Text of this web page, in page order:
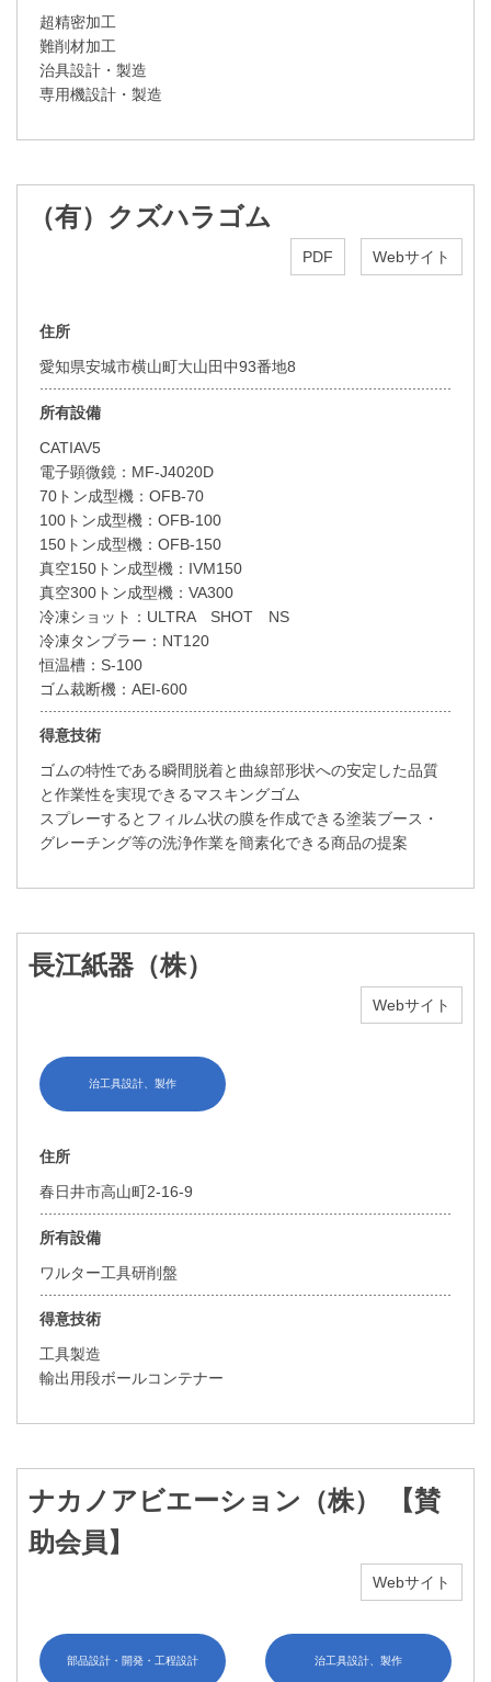
超精密加工
難削材加工
治具設計・製造
専用機設計・製造
（有）クズハラゴム
PDF Webサイト
住所
愛知県安城市横山町大山田中93番地8
所有設備
CATIAV5
電子顕微鏡：MF-J4020D
70トン成型機：OFB-70
100トン成型機：OFB-100
150トン成型機：OFB-150
真空150トン成型機：IVM150
真空300トン成型機：VA300
冷凍ショット：ULTRA SHOT NS
冷凍タンブラー：NT120
恒温槽：S-100
ゴム裁断機：AEI-600
得意技術
ゴムの特性である瞬間脱着と曲線部形状への安定した品質
と作業性を実現できるマスキングゴム
スプレーするとフィルム状の膜を作成できる塗装ブース・
グレーチング等の洗浄作業を簡素化できる商品の提案
長江紙器（株）
Webサイト
治工具設計、製作
住所
春日井市高山町2-16-9
所有設備
ワルター工具研削盤
得意技術
工具製造
輸出用段ボールコンテナー
ナカノアビエーション（株） 【賛
助会員】
Webサイト
部品設計・開発・工程設計 治工具設計、製作